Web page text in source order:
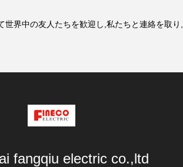
世界中の友人たちを歓迎し,私たちと連絡を取
fangqiu electric co.,ltd